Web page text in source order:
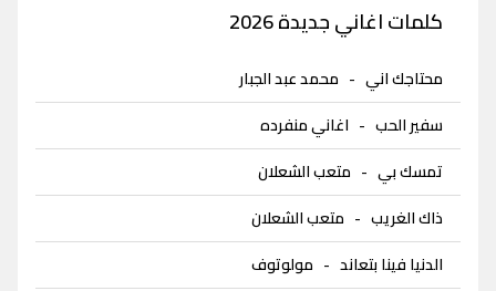
كلمات اغاني جديدة 2026
محتاجك اني - محمد عبد الجبار
سفير الحب - اغاني منفرده
تمسك بي - متعب الشعلان
ذاك الغريب - متعب الشعلان
الدنيا فينا بتعاند - مولوتوف